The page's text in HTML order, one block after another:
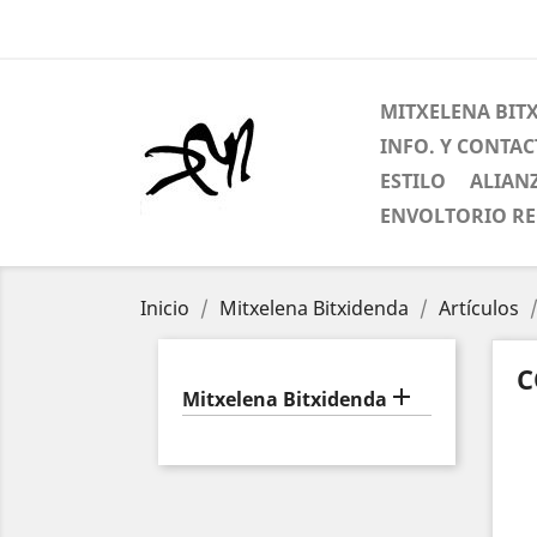
MITXELENA
INFO. Y
ESTILO
ENVOLTORIO
Inicio Mitxelena Bitxidenda Artículos
Mitxelena Bitxidenda 